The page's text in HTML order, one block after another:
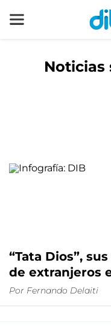
Noticias
“Tata Dios”,
de extranjeros
Por Fernando Delaiti